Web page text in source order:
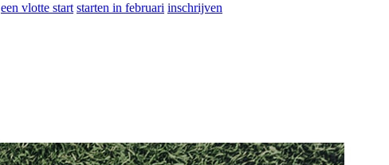
een vlotte start starten in februari inschrijven